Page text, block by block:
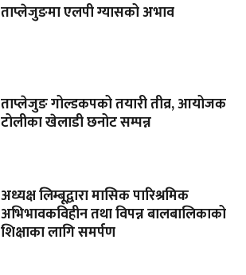
ताप्लेजुङमा एलपी ग्यासको अभाव
ताप्लेजुङ गोल्डकपको तयारी तीव्र, आयोजक
टोलीका खेलाडी छनोट सम्पन्न
अध्यक्ष लिम्बूद्वारा मासिक पारिश्रमिक
अभिभावकविहीन तथा विपन्न बालबालिकाको
शिक्षाका लागि समर्पण